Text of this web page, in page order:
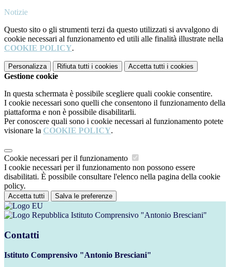
Notizie
Questo sito o gli strumenti terzi da questo utilizzati si avvalgono di
cookie necessari al funzionamento ed utili alle finalità illustrate nella
COOKIE POLICY.
Personalizza Rifiuta tutti i cookies Accetta tutti i cookies
Gestione cookie
In questa schermata è possibile scegliere quali cookie consentire.
I cookie necessari sono quelli che consentono il funzionamento della
piattaforma e non è possibile disabilitarli.
Per conoscere quali sono i cookie necessari al funzionamento potete
visionare la COOKIE POLICY.
Cookie necessari per il funzionamento
I cookie necessari per il funzionamento non possono essere
disabilitati. È possibile consultare l'elenco nella pagina della cookie
policy.
Accetta tutti Salva le preferenze
Istituto Comprensivo "Antonio Bresciani"
Contatti
Istituto Comprensivo "Antonio Bresciani"